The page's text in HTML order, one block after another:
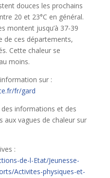
douces les prochains
20 et 23°C en général.
montent jusqu’à 37-39
de ces départements,
Cette chaleur se
moins.
sur :
fr/gard
informations et des
aux vagues de chaleur sur
:
de-l-Etat/Jeunesse-
Activites-physiques-et-